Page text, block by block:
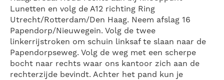
Lunetten en volg de A12 richting Ring
Utrecht/Rotterdam/Den Haag. Neem afslag 16
Papendorp/Nieuwegein. Volg de twee
linkerrijstroken om schuin linksaf te slaan naar de
Papendorpseweg. Volg de weg met een scherpe
bocht naar rechts waar ons kantoor zich aan de
rechterzijde bevindt. Achter het pand kun je